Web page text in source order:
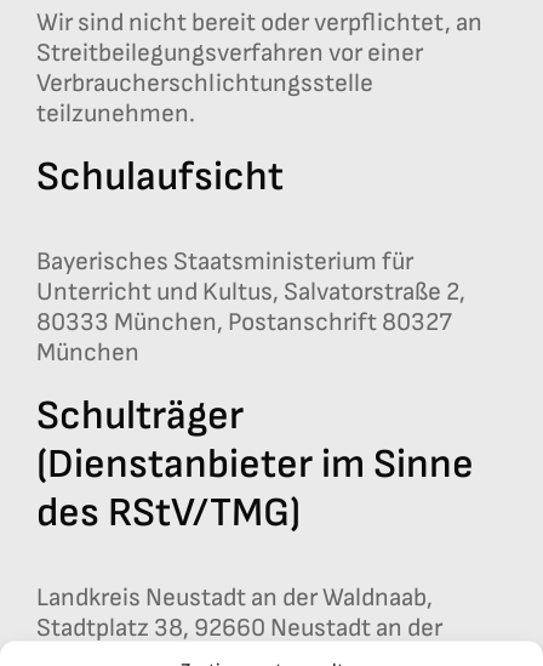
Wir sind nicht bereit oder verpflichtet, an
Streitbeilegungsverfahren vor einer
Verbraucherschlichtungsstelle
teilzunehmen.
Schulaufsicht
Bayerisches Staatsministerium für
Unterricht und Kultus, Salvatorstraße 2,
80333 München, Postanschrift 80327
München
Schulträger
(Dienstanbieter im Sinne
des RStV/TMG)
Landkreis Neustadt an der Waldnaab,
Stadtplatz 38, 92660 Neustadt an der